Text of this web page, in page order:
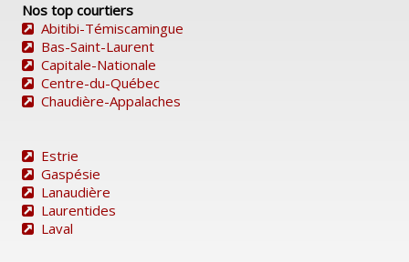
Nos top courtiers
Abitibi-Témiscamingue
Bas-Saint-Laurent
Capitale-Nationale
Centre-du-Québec
Chaudière-Appalaches
Estrie
Gaspésie
Lanaudière
Laurentides
Laval